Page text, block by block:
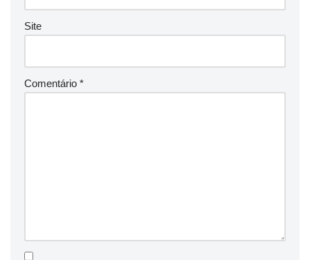
Site
Comentário *